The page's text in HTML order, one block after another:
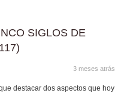
SIGLOS DE
3 meses atrás
destacar dos aspectos que hoy